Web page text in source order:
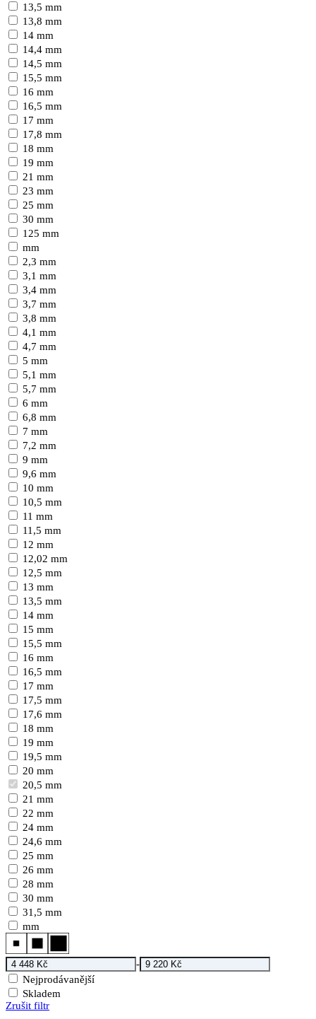
13,5 mm
13,8 mm
14 mm
14,4 mm
14,5 mm
15,5 mm
16 mm
16,5 mm
17 mm
17,8 mm
18 mm
19 mm
21 mm
23 mm
25 mm
30 mm
125 mm
mm
2,3 mm
3,1 mm
3,4 mm
3,7 mm
3,8 mm
4,1 mm
4,7 mm
5 mm
5,1 mm
5,7 mm
6 mm
6,8 mm
7 mm
7,2 mm
9 mm
9,6 mm
10 mm
10,5 mm
11 mm
11,5 mm
12 mm
12,02 mm
12,5 mm
13 mm
13,5 mm
14 mm
15 mm
15,5 mm
16 mm
16,5 mm
17 mm
17,5 mm
17,6 mm
18 mm
19 mm
19,5 mm
20 mm
20,5 mm
21 mm
22 mm
24 mm
24,6 mm
25 mm
26 mm
28 mm
30 mm
31,5 mm
mm
-
Nejprodávanější
Skladem
Zrušit filtr